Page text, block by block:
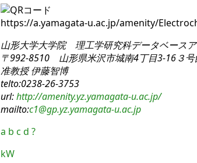
https://a.yamagata-u.ac.jp/amenity/
山形大学大学院 理工学研究科データベース
〒992-8510 山形県米沢市城南4丁目3-16３
准教授 伊藤智博
telto:0238-26-3753
url:http://amenity.yz.yamagata-u.ac.jp/
mailto:c1@gp.yz.yamagata-u.ac.jp
a b c d ?
kW